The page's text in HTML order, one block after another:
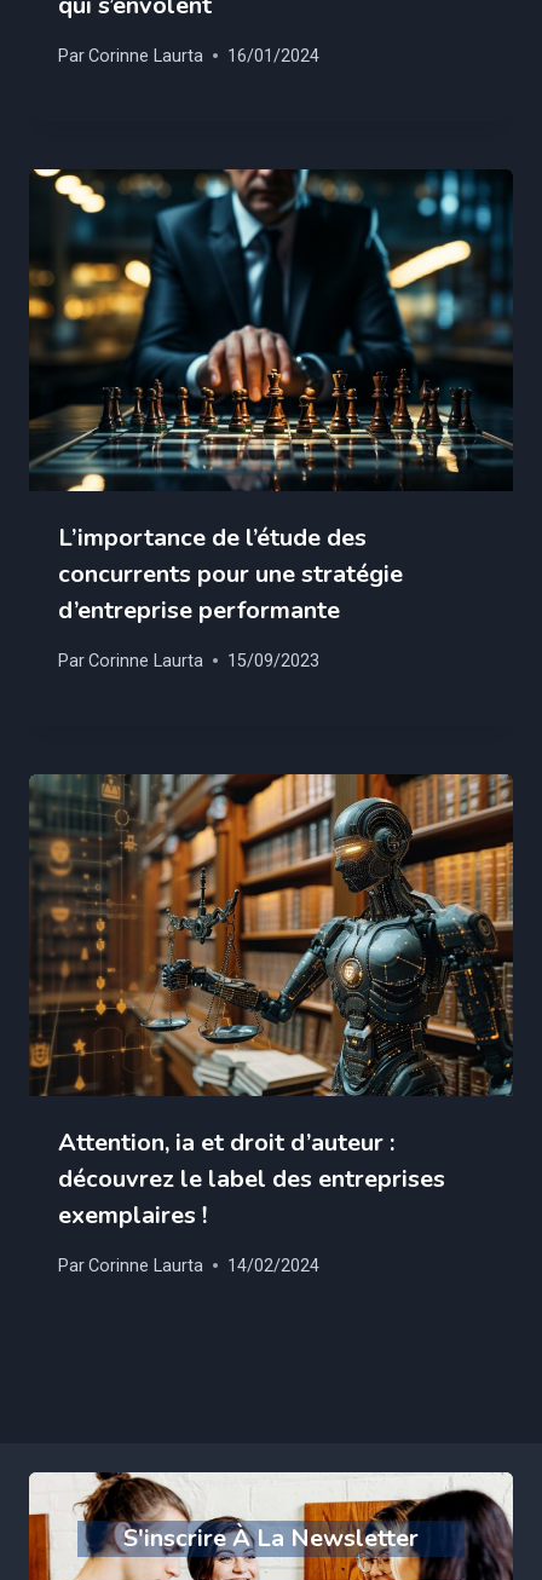
ParCorinne Laurta 16/01/2024
L’importance de l’étude des
concurrents pour une stratégie
d’entreprise performante
ParCorinne Laurta 15/09/2023
Attention, ia et droit d’auteur :
découvrez le label des entreprises
exemplaires !
ParCorinne Laurta 14/02/2024
S'inscrire À La Newsletter